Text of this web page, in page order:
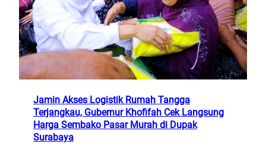
Jamin Akses Logistik Rumah Tangga
Terjangkau, Gubernur Khofifah Cek Langsung
Harga Sembako Pasar Murah di Dupak
Surabaya